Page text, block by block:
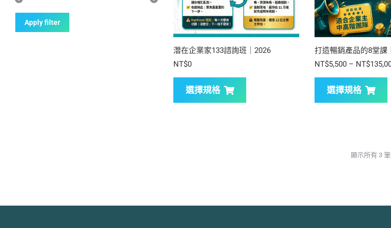
Apply filter
潛在企業家133諮詢班｜2026
NT$0
選擇規格
打造暢銷產品的8堂課
NT$5,500 – NT$
選擇規格
顯示所有 3